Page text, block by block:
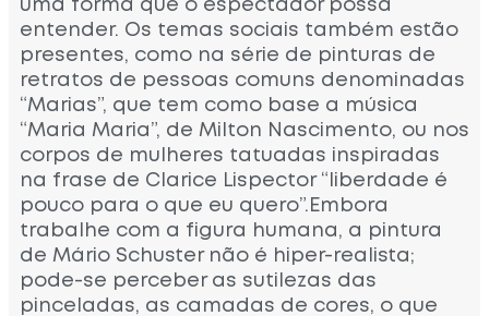
uma forma que o espectador possa
entender. Os temas sociais também estão
presentes, como na série de pinturas de
retratos de pessoas comuns denominadas
“Marias”, que tem como base a música
“Maria Maria”, de Milton Nascimento, ou nos
corpos de mulheres tatuadas inspiradas
na frase de Clarice Lispector “liberdade é
pouco para o que eu quero”.Embora
trabalhe com a figura humana, a pintura
de Mário Schuster não é hiper-realista;
pode-se perceber as sutilezas das
pinceladas, as camadas de cores, o que